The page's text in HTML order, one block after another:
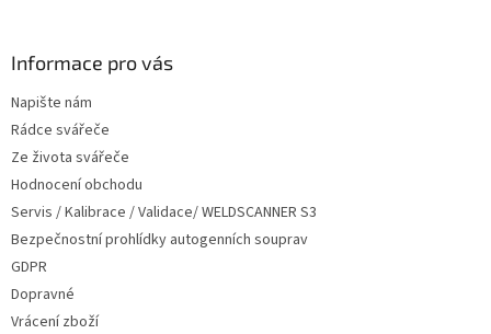
Informace pro vás
Napište nám
Rádce svářeče
Ze života svářeče
Hodnocení obchodu
Servis / Kalibrace / Validace/ WELDSCANNER S3
Bezpečnostní prohlídky autogenních souprav
GDPR
Dopravné
Vrácení zboží